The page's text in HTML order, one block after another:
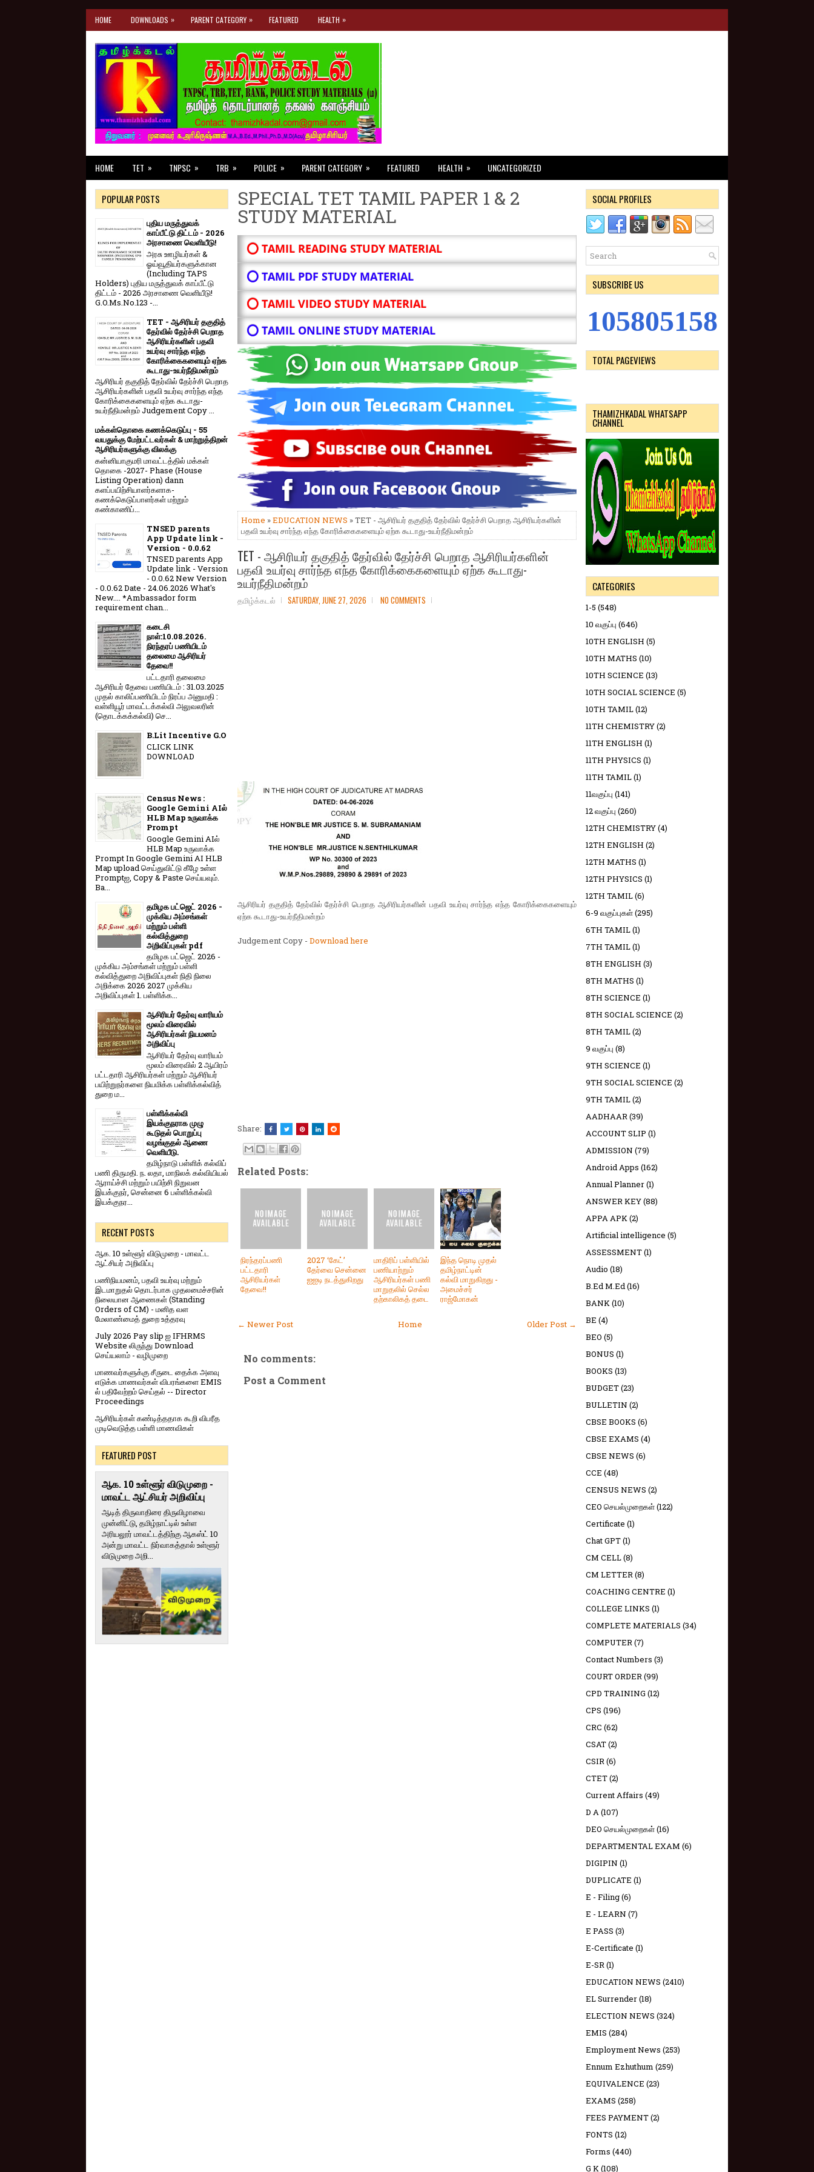
HOME DOWNLOADS » PARENT CATEGORY » FEATURED HEALTH »
HOME TET » TNPSC » TRB » POLICE » PARENT CATEGORY » FEATURED HEALTH » UNCATEGORIZED
SPECIAL TET TAMIL PAPER 1 & 2
STUDY MATERIAL
⭕ TAMIL READING STUDY MATERIAL
⭕ TAMIL PDF STUDY MATERIAL
⭕ TAMIL VIDEO STUDY MATERIAL
⭕ TAMIL ONLINE STUDY MATERIAL
Home »EDUCATION NEWS » TET - ஆசிரியர் தகுதித் தேர்வில் தேர்ச்சி பெறாத ஆசிரியர்களின்
பதவி உயர்வு சார்ந்த எந்த கோரிக்கைகளையும் ஏற்க கூடாது-உயர்நீதிமன்றம்
TET - ஆசிரியர் தகுதித் தேர்வில் தேர்ச்சி பெறாத ஆசிரியர்களின்
பதவி உயர்வு சார்ந்த எந்த கோரிக்கைகளையும் ஏற்க கூடாது-
உயர்நீதிமன்றம்
தமிழ்க்கடல் SATURDAY, JUNE 27, 2026 NO COMMENTS
ஆசிரியர் தகுதித் தேர்வில் தேர்ச்சி பெறாத ஆசிரியர்களின் பதவி உயர்வு சார்ந்த எந்த கோரிக்கைகளையும்
ஏற்க கூடாது-உயர்நீதிமன்றம்
Judgement Copy - Download here
Share:
Related Posts:
நிரந்தரப்பணி
பட்டதாரி
ஆசிரியர்கள்
தேவை!!
2027 ‘கேட்’
தேர்வை சென்னை
ஐஐடி நடத்துகிறது
மாதிரிப் பள்ளியில்
பணியாற்றும்
ஆசிரியர்கள் பணி
மாறுதலில் செல்ல
தற்காலிகத் தடை
இந்த நொடி முதல்
தமிழ்நாட்டின்
கல்வி மாறுகிறது -
அமைச்சர்
ராஜ்மோகன்
← Newer Post Older Post →
Home
No comments:
Post a Comment
POPULAR POSTS
புதிய மருத்துவக்
காப்பீட்டு திட்டம் - 2026
அரசாணை வெளியீடு!
அரசு ஊழியர்கள் &
ஓய்வூதியர்களுக்கான
(Including TAPS
Holders) புதிய மருத்துவக் காப்பீட்டு
திட்டம் - 2026 அரசாணை வெளியீடு!
G.O.Ms.No.123 -...
TET - ஆசிரியர் தகுதித்
தேர்வில் தேர்ச்சி பெறாத
ஆசிரியர்களின் பதவி
உயர்வு சார்ந்த எந்த
கோரிக்கைகளையும் ஏற்க
கூடாது-உயர்நீதிமன்றம்
ஆசிரியர் தகுதித் தேர்வில் தேர்ச்சி பெறாத
ஆசிரியர்களின் பதவி உயர்வு சார்ந்த எந்த
கோரிக்கைகளையும் ஏற்க கூடாது-
உயர்நீதிமன்றம் Judgement Copy ...
மக்கள்தொகை கணக்கெடுப்பு - 55
வயதுக்கு மேற்பட்டவர்கள் & மாற்றுத்திறன்
ஆசிரியர்களுக்கு விலக்கு
கன்னியாகுமரி மாவட்டத்தில் மக்கள்
தொகை -2027- Phase (House
Listing Operation) dann
களப்பயிற்சியாளர்களாக-
கணக்கெடுப்பாளர்கள் மற்றும்
கண்காணிப்...
TNSED parents
App Update link -
Version - 0.0.62
TNSED parents App
Update link - Version
- 0.0.62 New Version
- 0.0.62 Date - 24.06.2026 What's
New.... *Ambassador form
requirement chan...
கடைசி
நாள்:10.08.2026.
நிரந்தரப் பணியிடம்
தலைமை ஆசிரியர்
தேவை!!
பட்டதாரி தலைமை
ஆசிரியர் தேவை பணியிடம் : 31.03.2025
முதல் காலிப்பணியிடம் நிரப்ப அனுமதி :
வள்ளியூர் மாவட்டக்கல்வி அலுவலரின்
(தொடக்கக்கல்வி) செ...
B.Lit Incentive G.O
CLICK LINK
DOWNLOAD
Census News :
Google Gemini AIல்
HLB Map உருவாக்க
Prompt
Google Gemini AIல்
HLB Map உருவாக்க
Prompt In Google Gemini AI HLB
Map upload செய்துவிட்டு கீழே உள்ள
Promptஐ, Copy & Paste செய்யவும்.
Ba...
தமிழக பட்ஜெட் 2026 -
முக்கிய அம்சங்கள்
மற்றும் பள்ளி
கல்வித்துறை
அறிவிப்புகள் pdf
தமிழக பட்ஜெட் 2026 -
முக்கிய அம்சங்கள் மற்றும் பள்ளி
கல்வித்துறை அறிவிப்புகள் நிதி நிலை
அறிக்கை 2026 2027 முக்கிய
அறிவிப்புகள் 1. பள்ளிக்க...
ஆசிரியர் தேர்வு வாரியம்
மூலம் விரைவில்
ஆசிரியர்கள் நியமனம்
அறிவிப்பு
ஆசிரியர் தேர்வு வாரி​யம்
மூலம் விரை​வில் 2 ஆயிரம்
பட்​ட​தாரி ஆசிரியர்​கள் மற்​றும் ஆசிரியர்
பயிற்றுநர்​களை நியமிக்க பள்​ளிக்​கல்​வித்​
துறை ம...
பள்ளிக்கல்வி
இயக்குநராக முழு
கூடுதல் பொறுப்பு
வழங்குதல் ஆணை
வெளியீடு.
தமிழ்நாடு பள்ளிக் கல்விப்
பணி திருமதி. ந. லதா, மாநிலக் கல்வியியல்
ஆராய்ச்சி மற்றும் பயிற்சி நிறுவன
இயக்குநர், சென்னை 6 பள்ளிக்கல்வி
இயக்குநர...
RECENT POSTS
ஆக. 10 உள்ளூர் விடுமுறை - மாவட்ட
ஆட்சியர் அறிவிப்பு
பணிநியமனம், பதவி உயர்வு மற்றும்
இடமாறுதல் தொடர்பாக முதலமைச்சரின்
நிலையான ஆணைகள் (Standing
Orders of CM) - மனித வள
மேலாண்மைத் துறை உத்தரவு
July 2026 Pay slip ஐ IFHRMS
Website லிருந்து Download
செய்யலாம் - வழிமுறை
மாணவர்களுக்கு சீருடை தைக்க அளவு
எடுக்க மாணவர்கள் விபரங்களை EMIS
ல் பதிவேற்றம் செய்தல் -- Director
Proceedings
ஆசிரியர்கள் கண்டித்ததாக கூறி விபரீத
முடிவெடுத்த பள்ளி மாணவிகள்
FEATURED POST
ஆக. 10 உள்ளூர் விடுமுறை -
மாவட்ட ஆட்சியர் அறிவிப்பு
ஆடித் திருவாதிரை திருவிழாவை
முன்னிட்டு, தமிழ்நாட்டில் உள்ள
அரியலூர் மாவட்டத்திற்கு ஆகஸ்ட் 10
அன்று மாவட்ட நிர்வாகத்தால் உள்ளூர்
விடுமுறை அறி...
SOCIAL PROFILES
SUBSCRIBE US
105805158
TOTAL PAGEVIEWS
THAMIZHKADAL WHATSAPP
CHANNEL
CATEGORIES
1-5 (548)
10 வகுப்பு (646)
10TH ENGLISH (5)
10TH MATHS (10)
10TH SCIENCE (13)
10TH SOCIAL SCIENCE (5)
10TH TAMIL(12)
11TH CHEMISTRY(2)
11TH ENGLISH (1)
11TH PHYSICS (1)
11TH TAMIL(1)
11வகுப்பு (141)
12 வகுப்பு (260)
12TH CHEMISTRY(4)
12TH ENGLISH (2)
12TH MATHS (1)
12TH PHYSICS (1)
12TH TAMIL(6)
6-9 வகுப்புகள்(295)
6TH TAMIL(1)
7TH TAMIL(1)
8TH ENGLISH (3)
8TH MATHS (1)
8TH SCIENCE (1)
8TH SOCIAL SCIENCE (2)
8TH TAMIL(2)
9 வகுப்பு (8)
9TH SCIENCE (1)
9TH SOCIAL SCIENCE (2)
9TH TAMIL(2)
AADHAAR(39)
ACCOUNT SLIP (1)
ADMISSION (79)
Android Apps (162)
Annual Planner(1)
ANSWER KEY(88)
APPA APK(2)
Artificial intelligence (5)
ASSESSMENT(1)
Audio (18)
B.Ed M.Ed(16)
BANK(10)
BE (4)
BEO (5)
BONUS (1)
BOOKS (13)
BUDGET(23)
BULLETIN (2)
CBSE BOOKS (6)
CBSE EXAMS (4)
CBSE NEWS (6)
CCE (48)
CENSUS NEWS (2)
CEO செயல்முறைகள்(122)
Certificate (1)
Chat GPT(1)
CM CELL(8)
CM LETTER(8)
COACHING CENTRE (1)
COLLEGE LINKS (1)
COMPLETE MATERIALS (34)
COMPUTER(7)
Contact Numbers (3)
COURT ORDER(99)
CPD TRAINING (12)
CPS (196)
CRC (62)
CSAT(2)
CSIR(6)
CTET(2)
Current Affairs (49)
D A(107)
DEO செயல்முறைகள்(16)
DEPARTMENTAL EXAM (6)
DIGIPIN (1)
DUPLICATE (1)
E - Filing(6)
E - LEARN (7)
E PASS (3)
E-Certificate (1)
E-SR(1)
EDUCATION NEWS (2410)
EL Surrender(18)
ELECTION NEWS (324)
EMIS (284)
Employment News (253)
Ennum Ezhuthum (259)
EQUIVALENCE (23)
EXAMS (258)
FEES PAYMENT(2)
FONTS (12)
Forms (440)
G K(108)